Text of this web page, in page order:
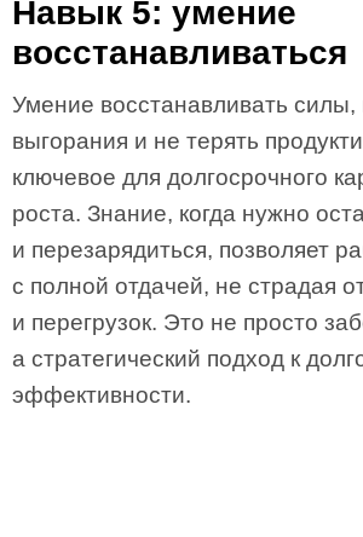
Навык 5: умение
восстанавливаться
Умение восстанавливать силы,
выгорания и не терять
ключевое для долгосрочного
роста. Знание, когда нужно
и перезарядиться, позволяет
с полной отдачей, не страдая
и перегрузок. Это не просто
а стратегический подход к
эффективности.